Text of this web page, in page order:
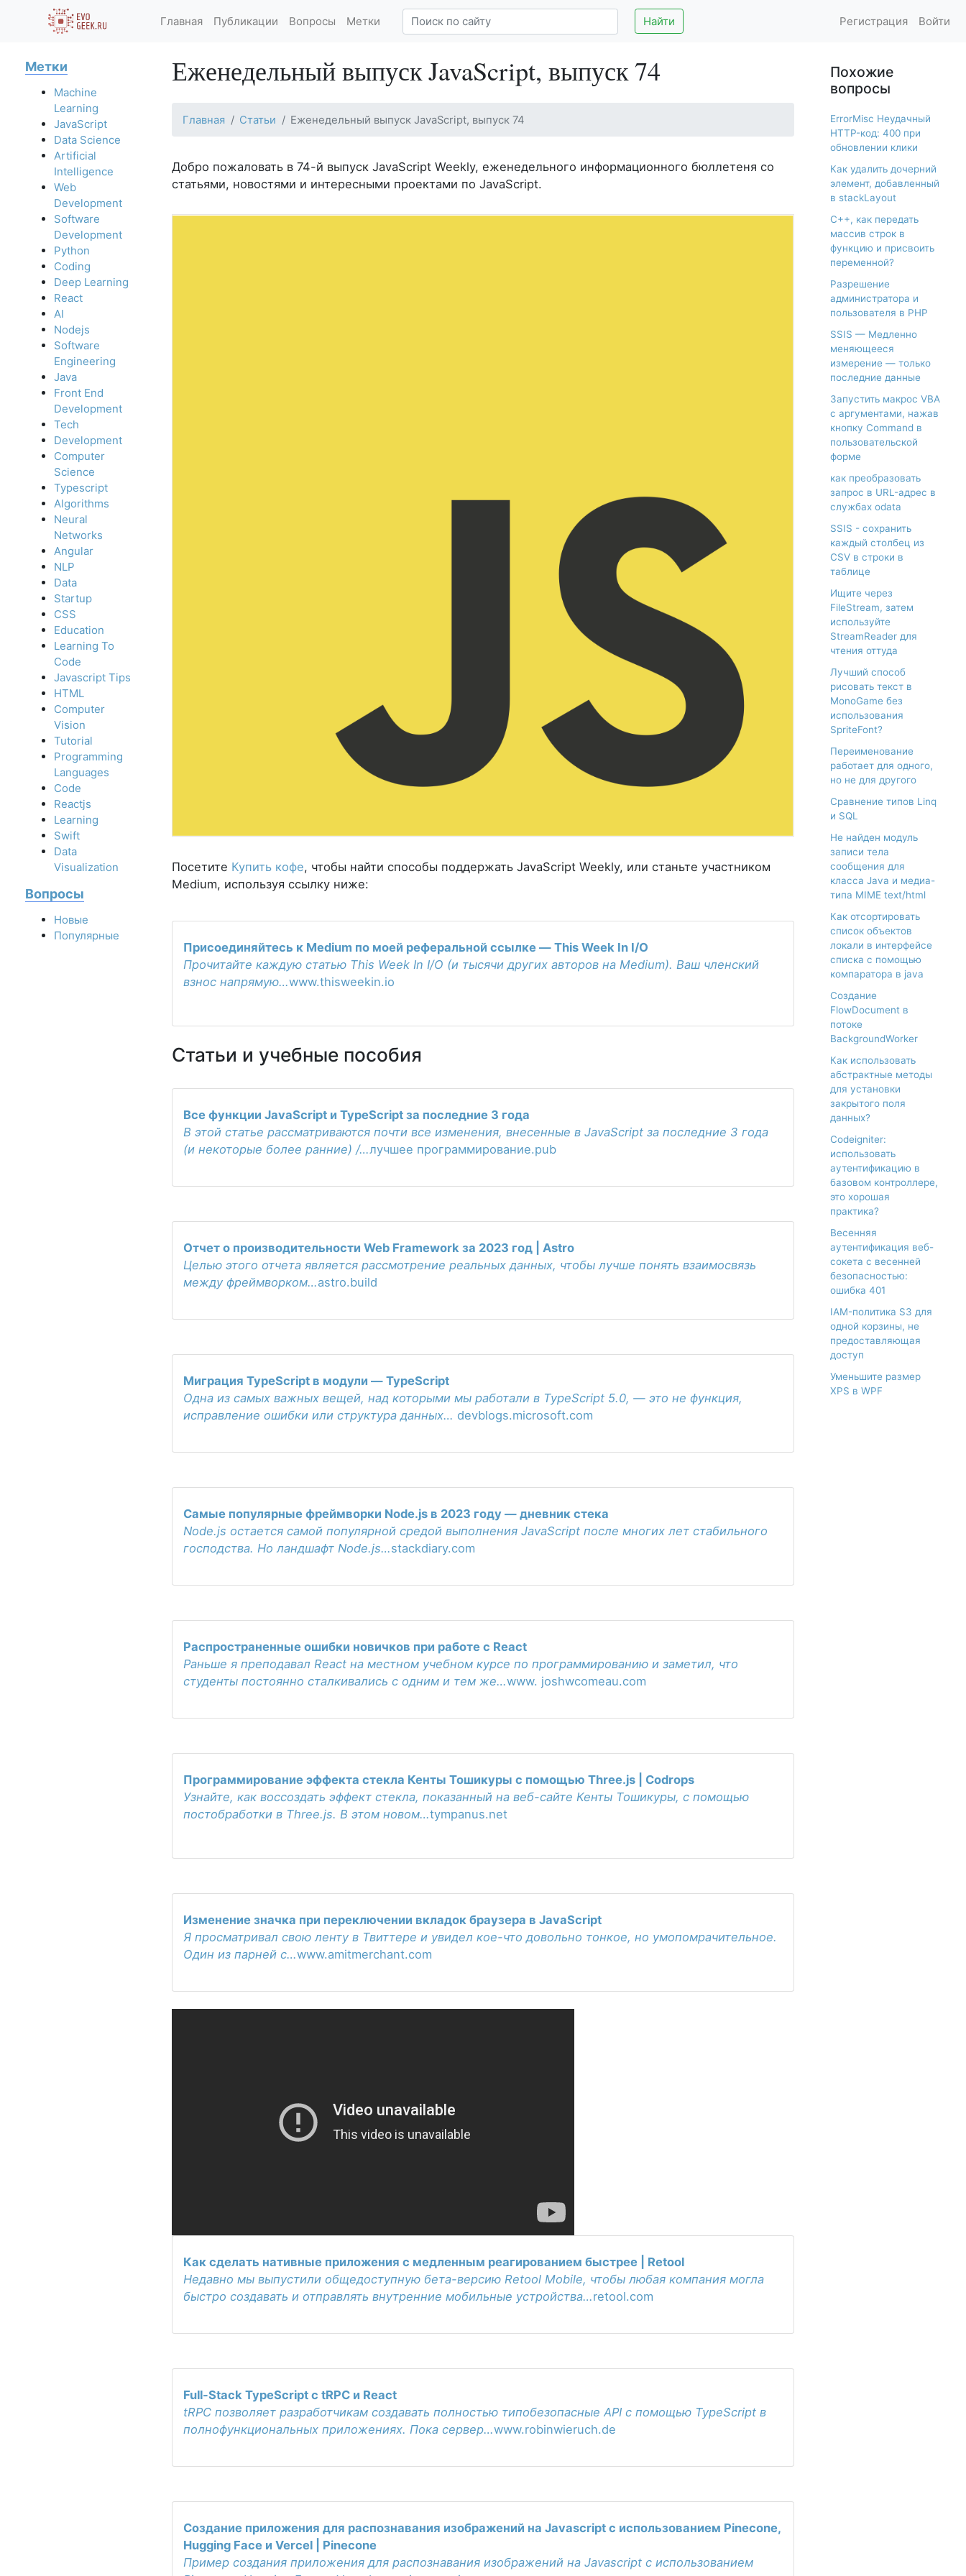
Главная Публикации Вопросы Метки Найти Регистрация Войти
Метки
Machine
Learning
JavaScript
Data Science
Artificial
Intelligence
Web
Development
Software
Development
Python
Coding
Deep Learning
React
AI
Nodejs
Software
Engineering
Java
Front End
Development
Tech
Development
Computer
Science
Typescript
Algorithms
Neural
Networks
Angular
NLP
Data
Startup
CSS
Education
Learning To
Code
Javascript Tips
HTML
Computer
Vision
Tutorial
Programming
Languages
Code
Reactjs
Learning
Swift
Data
Visualization
Вопросы
Новые
Популярные
Еженедельный выпуск JavaScript, выпуск 74
Главная Статьи Еженедельный выпуск JavaScript, выпуск 74
Добро пожаловать в 74-й выпуск JavaScript Weekly, еженедельного информационного бюллетеня со
статьями, новостями и интересными проектами по JavaScript.
Посетите Купить кофе, чтобы найти способы поддержать JavaScript Weekly, или станьте участником
Medium, используя ссылку ниже:
Присоединяйтесь к Medium по моей реферальной ссылке — This Week In I/O
Прочитайте каждую статью This Week In I/O (и тысячи других авторов на Medium). Ваш членский
взнос напрямую…www.thisweekin.io
Статьи и учебные пособия
Все функции JavaScript и TypeScript за последние 3 года
В этой статье рассматриваются почти все изменения, внесенные в JavaScript за последние 3 года
(и некоторые более ранние) /…лучшее программирование.pub
Отчет о производительности Web Framework за 2023 год | Astro
Целью этого отчета является рассмотрение реальных данных, чтобы лучше понять взаимосвязь
между фреймворком…astro.build
Миграция TypeScript в модули — TypeScript
Одна из самых важных вещей, над которыми мы работали в TypeScript 5.0, — это не функция,
исправление ошибки или структура данных… devblogs.microsoft.com
Самые популярные фреймворки Node.js в 2023 году — дневник стека
Node.js остается самой популярной средой выполнения JavaScript после многих лет стабильного
господства. Но ландшафт Node.js…stackdiary.com
Распространенные ошибки новичков при работе с React
Раньше я преподавал React на местном учебном курсе по программированию и заметил, что
студенты постоянно сталкивались с одним и тем же…www. joshwcomeau.com
Программирование эффекта стекла Кенты Тошикуры с помощью Three.js | Codrops
Узнайте, как воссоздать эффект стекла, показанный на веб-сайте Кенты Тошикуры, с помощью
постобработки в Three.js. В этом новом…tympanus.net
Изменение значка при переключении вкладок браузера в JavaScript
Я просматривал свою ленту в Твиттере и увидел кое-что довольно тонкое, но умопомрачительное.
Один из парней с…www.amitmerchant.com
Как сделать нативные приложения с медленным реагированием быстрее | Retool
Недавно мы выпустили общедоступную бета-версию Retool Mobile, чтобы любая компания могла
быстро создавать и отправлять внутренние мобильные устройства…retool.com
Full-Stack TypeScript с tRPC и React
tRPC позволяет разработчикам создавать полностью типобезопасные API с помощью TypeScript в
полнофункциональных приложениях. Пока сервер…www.robinwieruch.de
Создание приложения для распознавания изображений на Javascript с использованием Pinecone,
Hugging Face и Vercel | Pinecone
Пример создания приложения для распознавания изображений на Javascript с использованием
Похожие
вопросы
ErrorMisc Неудачный
HTTP-код: 400 при
обновлении клики
Как удалить дочерний
элемент, добавленный
в stackLayout
С++, как передать
массив строк в
функцию и присвоить
переменной?
Разрешение
администратора и
пользователя в PHP
SSIS — Медленно
меняющееся
измерение — только
последние данные
Запустить макрос VBA
с аргументами, нажав
кнопку Command в
пользовательской
форме
как преобразовать
запрос в URL-адрес в
службах odata
SSIS - сохранить
каждый столбец из
CSV в строки в
таблице
Ищите через
FileStream, затем
используйте
StreamReader для
чтения оттуда
Лучший способ
рисовать текст в
MonoGame без
использования
SpriteFont?
Переименование
работает для одного,
но не для другого
Сравнение типов Linq
и SQL
Не найден модуль
записи тела
сообщения для
класса Java и медиа-
типа MIME text/html
Как отсортировать
список объектов
локали в интерфейсе
списка с помощью
компаратора в java
Создание
FlowDocument в
потоке
BackgroundWorker
Как использовать
абстрактные методы
для установки
закрытого поля
данных?
Codeigniter:
использовать
аутентификацию в
базовом контроллере,
это хорошая
практика?
Весенняя
аутентификация веб-
сокета с весенней
безопасностью:
ошибка 401
IAM-политика S3 для
одной корзины, не
предоставляющая
доступ
Уменьшите размер
XPS в WPF